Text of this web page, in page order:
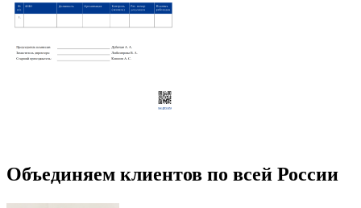
Объединяем клиентов по всей России